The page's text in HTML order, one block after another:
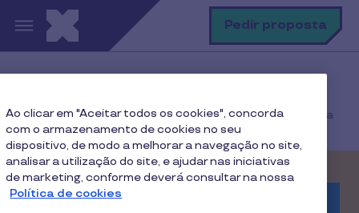
Passar para o conteúdo principalPedir proposta
O nosso compromisso enquanto parceiro de confiança
Ao clicar em "Aceitar todos os cookies", concorda
com o armazenamento de cookies no seu
dispositivo, de modo a melhorar a navegação no site,
analisar a utilização do site, e ajudar nas iniciativas
de marketing, conforme deverá consultar na nossa
Política de cookies